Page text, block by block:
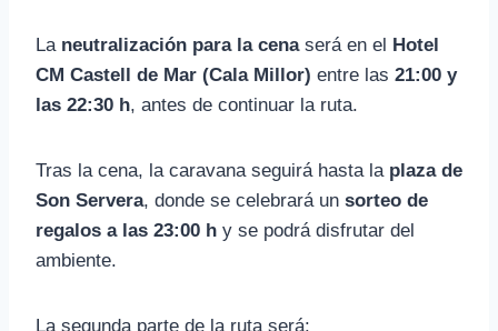
La neutralización para la cenaserá en el
Hotel
CM Castell de Mar (Cala Millor) entre las 21:00 y
las 22:30 h, antes de continuar la ruta.
Tras la cena, la caravana seguirá hasta la plaza de
Son Servera, donde se celebrará un sorteo de
regalos a las 23:00 h y se podrá disfrutar del
ambiente.
La segunda parte de la ruta será: